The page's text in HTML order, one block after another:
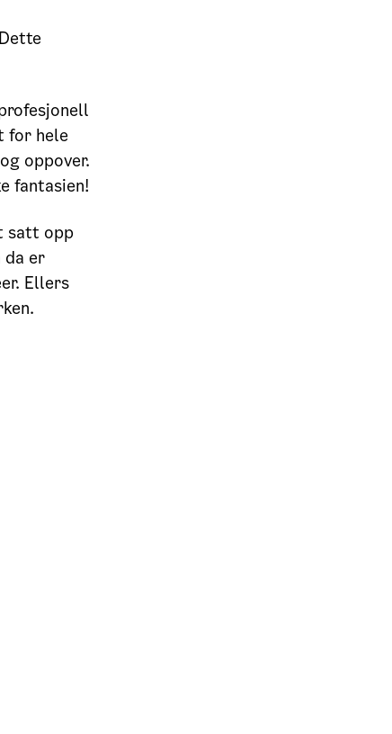
for hele
oppover.
fantasien!
satt opp
da er
Ellers